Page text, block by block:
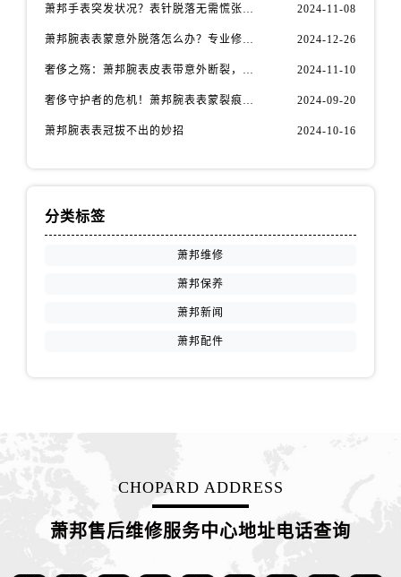
河南省信阳市浉河区东方红大道萧邦售后服务中心（需提前预约）
萧邦手表突发状况？表针脱落无需慌张，速效解决方案在这里 2024-11-08
萧邦腕表表蒙意外脱落怎么办？专业修复指南助您爱表重生 2024-12-26
奢侈之殇：萧邦腕表皮表带意外断裂，如何优雅应对 2024-11-10
奢侈守护者的危机！萧邦腕表表蒙裂痕，如何优雅应对 2024-09-20
萧邦腕表表冠拔不出的妙招 2024-10-16
分类标签
萧邦维修
萧邦保养
萧邦新闻
萧邦配件
CHOPARD ADDRESS
萧邦售后维修服务中心地址电话查询